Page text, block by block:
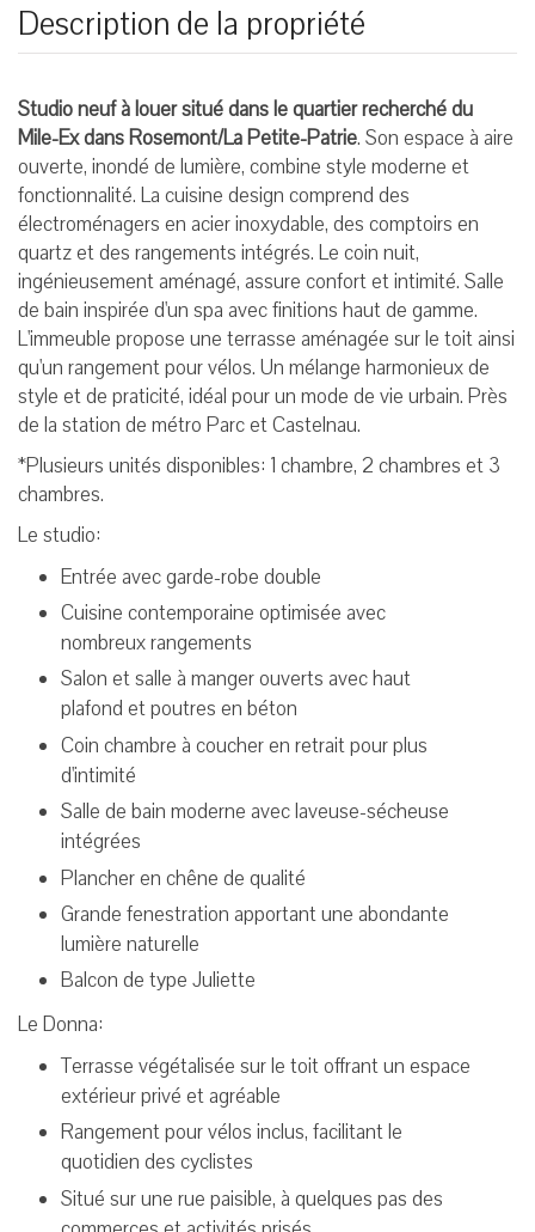
Description de la propriété
Studio neuf à louer situé dans le quartier recherché du
Mile-Ex dans Rosemont/La Petite-Patrie. Son espace à aire
ouverte, inondé de lumière, combine style moderne et
fonctionnalité. La cuisine design comprend des
électroménagers en acier inoxydable, des comptoirs en
quartz et des rangements intégrés. Le coin nuit,
ingénieusement aménagé, assure confort et intimité. Salle
de bain inspirée d'un spa avec finitions haut de gamme.
L'immeuble propose une terrasse aménagée sur le toit ainsi
qu'un rangement pour vélos. Un mélange harmonieux de
style et de praticité, idéal pour un mode de vie urbain. Près
de la station de métro Parc et Castelnau.
*Plusieurs unités disponibles: 1 chambre, 2 chambres et 3
chambres.
Le studio:
Entrée avec garde-robe double
Cuisine contemporaine optimisée avec
nombreux rangements
Salon et salle à manger ouverts avec haut
plafond et poutres en béton
Coin chambre à coucher en retrait pour plus
d'intimité
Salle de bain moderne avec laveuse-sécheuse
intégrées
Plancher en chêne de qualité
Grande fenestration apportant une abondante
lumière naturelle
Balcon de type Juliette
Le Donna:
Terrasse végétalisée sur le toit offrant un espace
extérieur privé et agréable
Rangement pour vélos inclus, facilitant le
quotidien des cyclistes
Situé sur une rue paisible, à quelques pas des